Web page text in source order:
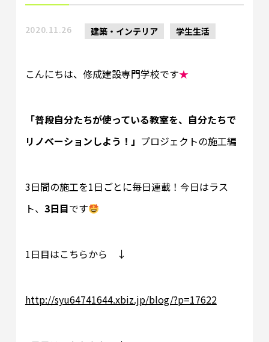
2020.11.26 建築・インテリア 学生生活
こんにちは、修成建設専門学校です★
「普段自分たちが使っている教室を、自分たちで
リノベーションしよう！」 プロジェクトの施工編
3日間の施工を1日ごとに毎日連載！今日はラス
ト、 3日目です
1日目はこちらから ↓
http://syu64741644.xbiz.jp/blog/?p=17622